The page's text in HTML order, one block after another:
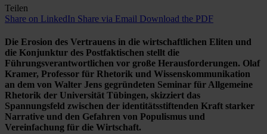
Teilen
Share on LinkedIn Share via Email Download the PDF
Die Erosion des Vertrauens in die wirtschaftlichen Eliten und
die Konjunktur des Postfaktischen stellt die
Führungsverantwortlichen vor große Herausforderungen. Olaf
Kramer, Professor für Rhetorik und Wissenskommunikation
an dem von Walter Jens gegründeten Seminar für Allgemeine
Rhetorik der Universität Tübingen, skizziert das
Spannungsfeld zwischen der identitätsstiftenden Kraft starker
Narrative und den Gefahren von Populismus und
Vereinfachung für die Wirtschaft.